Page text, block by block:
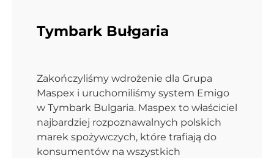
Tymbark Bułgaria
Zakończyliśmy wdrożenie dla Grupa
Maspex i uruchomiliśmy system Emigo
w Tymbark Bulgaria. Maspex to właściciel
najbardziej rozpoznawalnych polskich
marek spożywczych, które trafiają do
konsumentów na wszystkich